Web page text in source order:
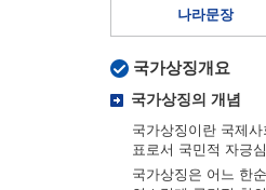
나라문장
국가상징개요
국가상징의 개념
국가상징이란 국제
표로서 국민적 자긍
국가상징은 어느 한